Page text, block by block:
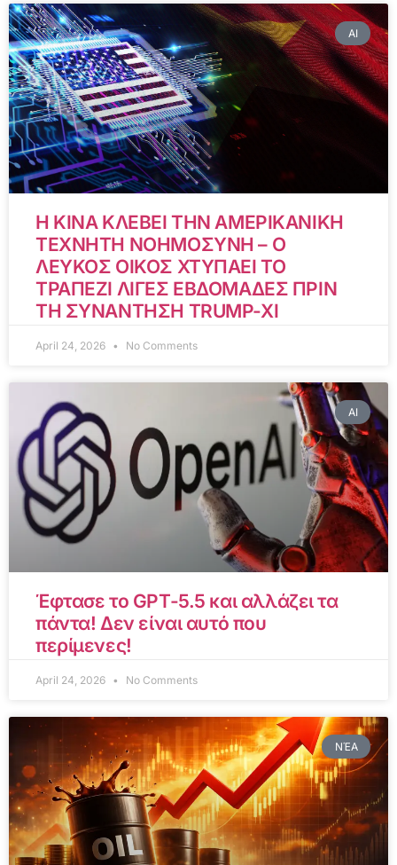
AI
Η ΚΙΝΑ ΚΛΕΒΕΙ ΤΗΝ ΑΜΕΡΙΚΑΝΙΚΗ
ΤΕΧΝΗΤΗ ΝΟΗΜΟΣΥΝΗ – Ο
ΛΕΥΚΟΣ ΟΙΚΟΣ ΧΤΥΠΑΕΙ ΤΟ
ΤΡΑΠΕΖΙ ΛΙΓΕΣ ΕΒΔΟΜΑΔΕΣ ΠΡΙΝ
ΤΗ ΣΥΝΑΝΤΗΣΗ TRUMP-XI
April 24, 2026 No Comments
AI
Έφτασε το GPT-5.5 και αλλάζει τα
πάντα! Δεν είναι αυτό που
περίμενες!
April 24, 2026 No Comments
ΝΈΑ